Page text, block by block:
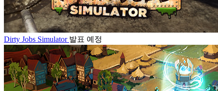
Dirty Jobs Simulator 발표 예정